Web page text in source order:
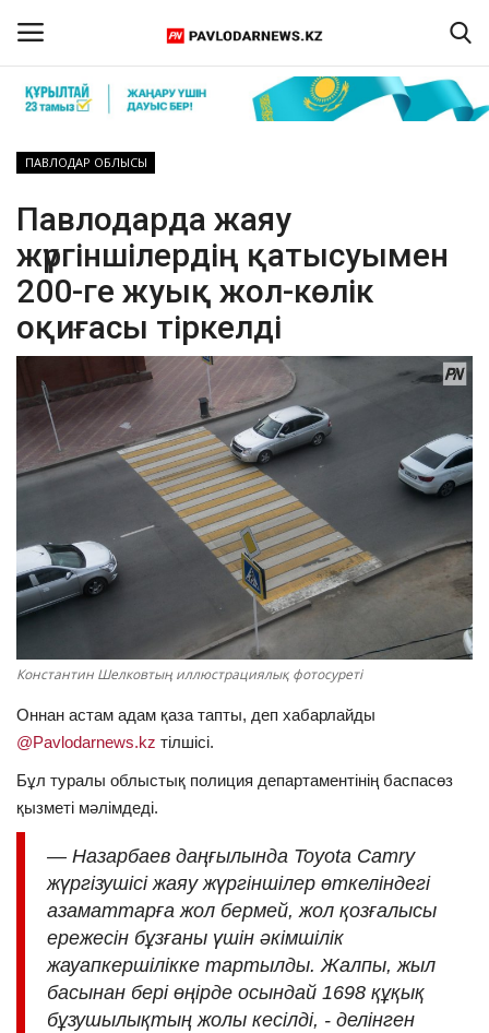
Тіркелу
Бізбен байланыс
ПАВЛОДАР ОБЛЫСЫ
ҚАЗАҚСТАН
ӘЛЕМ
Спорт
ОЙЫН-САУЫҚ
АРНАЙЫ ЖОБА
Тілді тандаңыз
Қазақша Русский
ПАВЛОДАР ОБЛЫСЫ
Павлодарда жаяу
жүргіншілердің қатысуымен
200-ге жуық жол-көлік
оқиғасы тіркелді
Константин Шелковтың иллюстрациялық фотосуреті
Оннан астам адам қаза тапты, деп хабарлайды
@Pavlodarnews.kz тілшісі.
Бұл туралы облыстық полиция департаментінің баспасөз
қызметі мәлімдеді.
— Назарбаев даңғылында Toyota Camry
жүргізушісі жаяу жүргіншілер өткеліндегі
азаматтарға жол бермей, жол қозғалысы
ережесін бұзғаны үшін әкімшілік
жауапкершілікке тартылды. Жалпы, жыл
басынан бері өңірде осындай 1698 құқық
бұзушылықтың жолы кесілді, - делінген